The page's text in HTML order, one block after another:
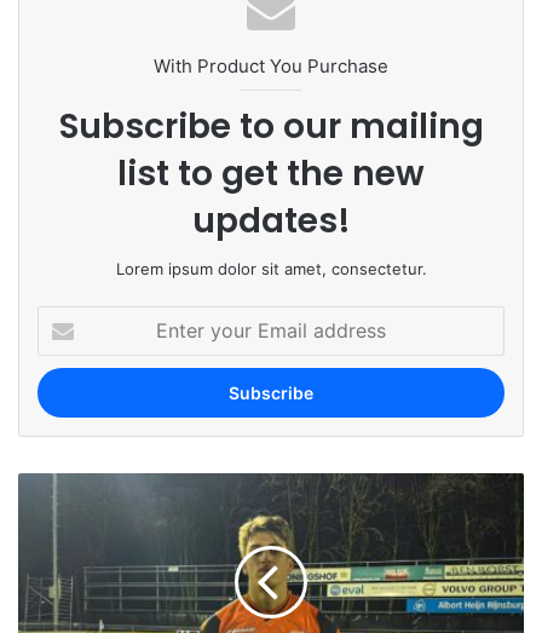
With Product You Purchase
Subscribe to our mailing
list to get the new
updates!
Lorem ipsum dolor sit amet, consectetur.
e
o
a
i